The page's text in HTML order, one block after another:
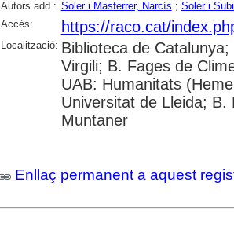
Autors add.: Soler i Masferrer, Narcís ; Soler i
Accés:
https://raco.cat/
Localització: Biblioteca de
Virgili; B. Fages de
UAB: Humanitats
Universitat de Lleida;
Muntaner
Enllaç permanent a aquest